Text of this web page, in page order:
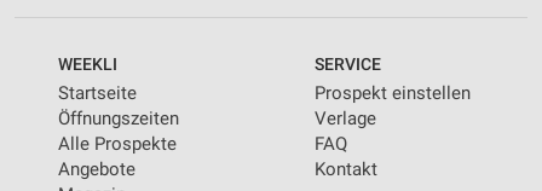
WEEKLI
Startseite
Öffnungszeiten
Alle Prospekte
Angebote
SERVICE
Prospekt einstellen
Verlage
FAQ
Kontakt